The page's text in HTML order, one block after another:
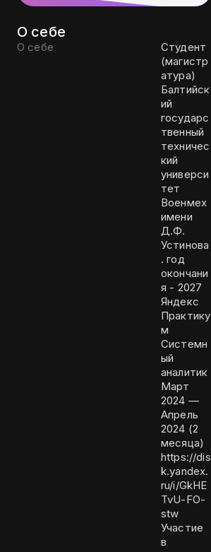
О себе
О себе
Студент
(магистр
атура)
Балтийск
ий
государс
твенный
техничес
кий
универси
тет
Военмех
имени
Д.Ф.
Устинова
. год
окончани
я - 2027
Яндекс
Практику
м
Системн
ый
аналитик
Март
2024 —
Апрель
2024 (2
месяца)
https://dis
k.yandex.
ru/i/GkHE
TvU-FO-
stw
Участие
в